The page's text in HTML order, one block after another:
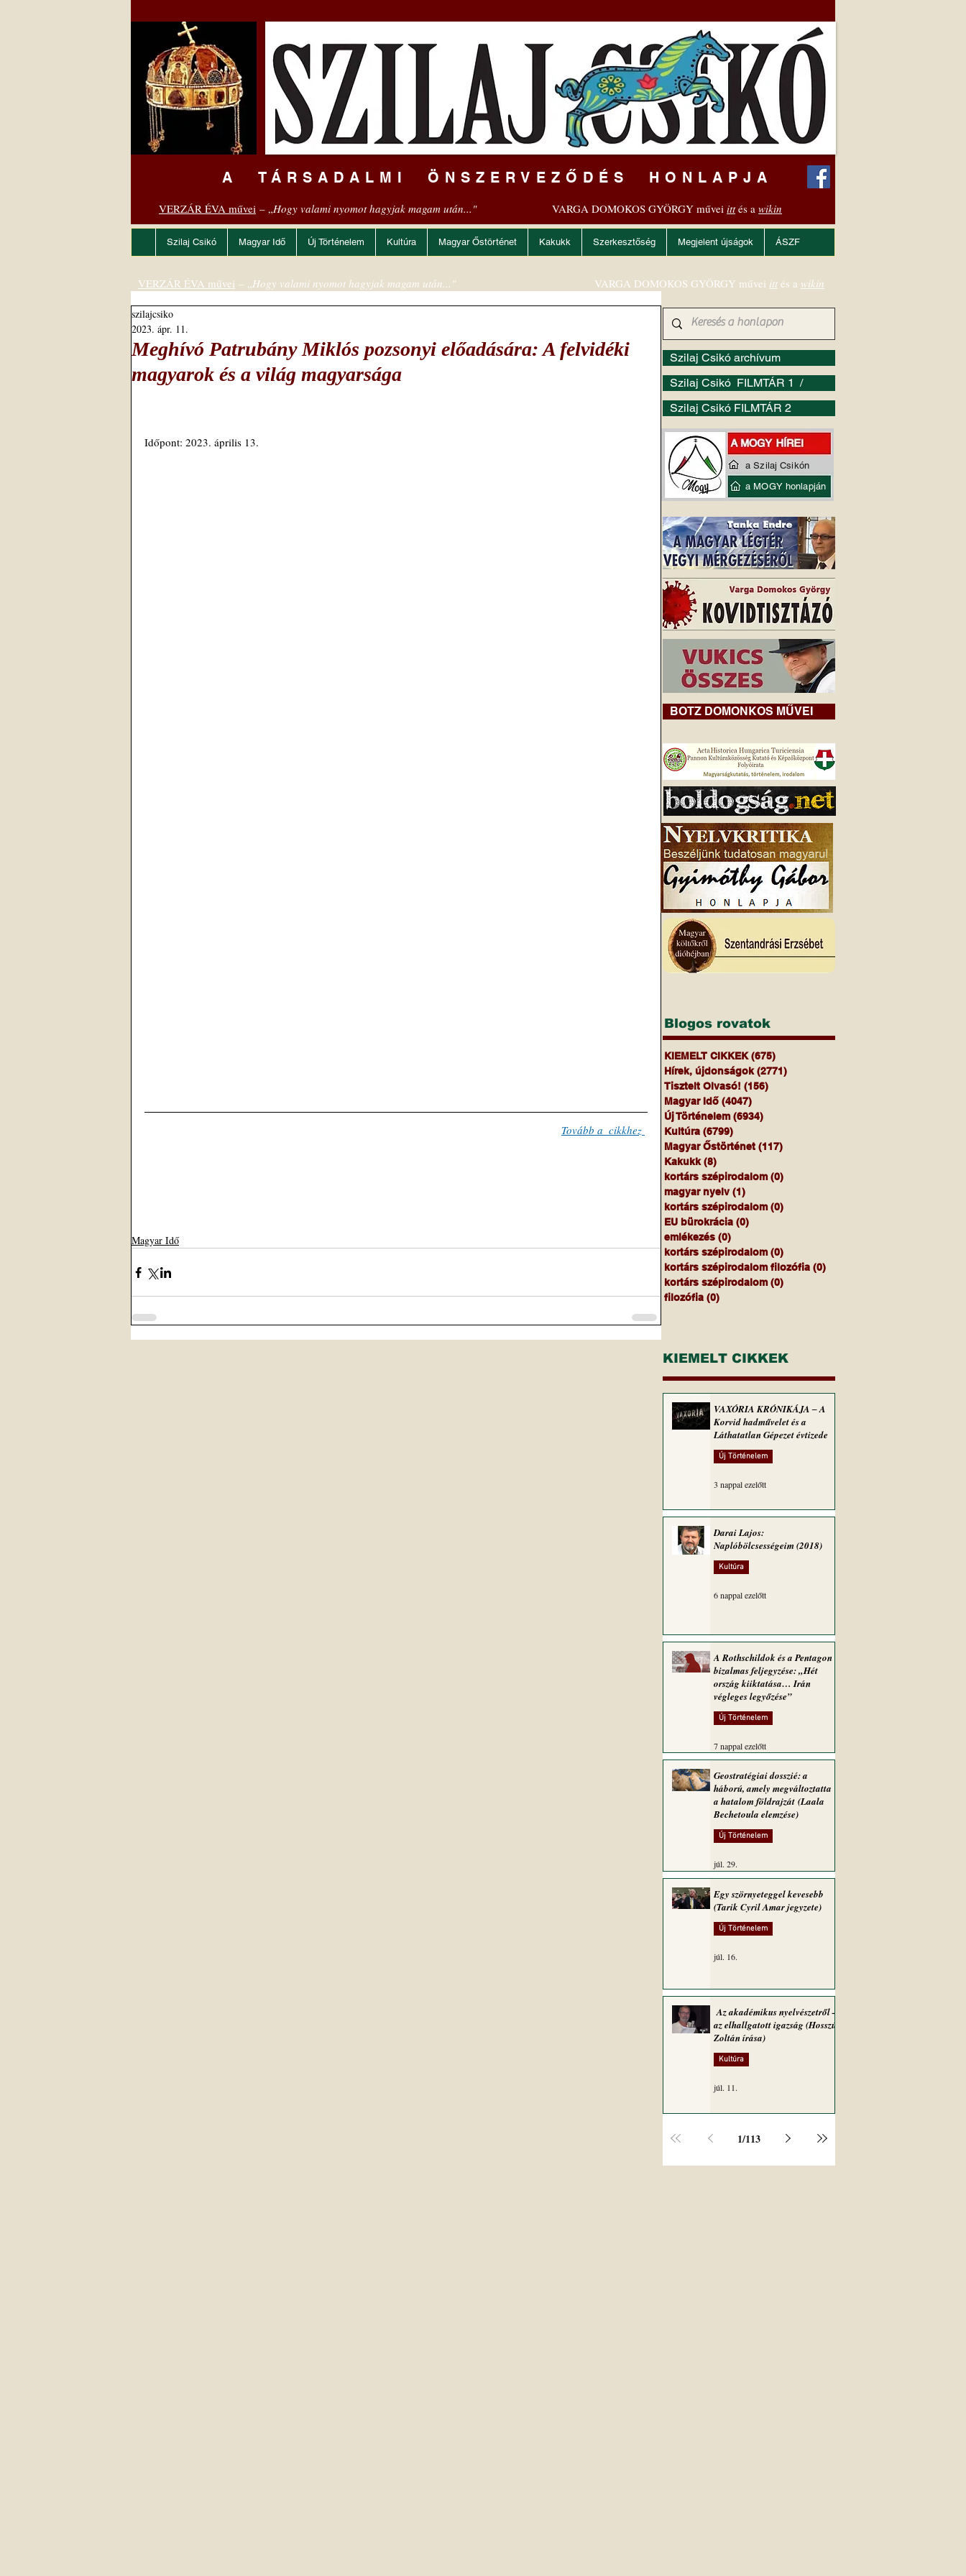
A TÁRSADALMI ÖNSZERVEZŐDÉS HONLAPJA
VERZÁR ÉVA művei – „Hogy valami nyomot hagyjak magam után..." VARGA DOMOKOS GYÖRGY művei ittés a wikin
Szilaj Csikó Magyar Idő Új Történelem Kultúra Magyar Őstörténet Kakukk Szerkesztőség Megjelent újságok ÁSZF
Meghívó Patrubány Miklós pozsonyi előadására: A felvidéki
magyarok és a világ magyarsága
szilajcsiko
2023. ápr. 11.
Időpont: 2023. április 13.
Tovább a  cikkhez
Magyar Idő
Szilaj Csikó archívum
Szilaj Csikó FILMTÁR 1 /
Szilaj Csikó FILMTÁR 2
VERZÁR ÉVA művei – „Hogy valami nyomot hagyjak magam után..." VARGA DOMOKOS GYÖRGY művei itt és a wikin
BOTZ DOMONKOS MŰVEI
Blogos rovatok
KIEMELT CIKKEK (675)
Hírek, újdonságok (2771)
Tisztelt Olvasó! (156)
Magyar Idő (4047)
Új Történelem (6934)
Kultúra (6799)
Magyar Őstörténet (117)
Kakukk (8)
kortárs szépirodalom (0)
magyar nyelv (1)
kortárs szépirodalom (0)
EU bürokrácia (0)
emlékezés (0)
kortárs szépirodalom (0)
kortárs szépirodalom filozófia (0)
kortárs szépirodalom (0)
filozófia (0)
KIEMELT CIKKEK
VAXÓRIA KRÓNIKÁJA ‒ A
Korvid hadművelet és a
Láthatatlan Gépezet évtizede
Új Történelem
3 nappal ezelőtt
Darai Lajos:
Naplóbölcsességeim (2018)
Kultúra
6 nappal ezelőtt
A Rothschildok és a Pentagon
bizalmas feljegyzése: „Hét
ország kiiktatása… Irán
végleges legyőzése”
Új Történelem
7 nappal ezelőtt
Geostratégiai dosszié: a
háború, amely megváltoztatta
a hatalom földrajzát (Laala
Bechetoula elemzése)
Új Történelem
júl. 29.
Egy szörnyeteggel kevesebb
(Tarik Cyril Amar jegyzete)
Új Történelem
júl. 16.
Az akadémikus nyelvészetről –
az elhallgatott igazság (Hosszú
Zoltán írása)
Kultúra
júl. 11.
1/113
a Szilaj Csikón
a MOGY honlapján